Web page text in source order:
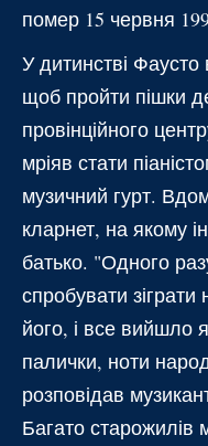
помер 15 червня
У дитинстві
щоб пройти пішки
провінційного
мріяв стати
музичний гурт.
кларнет, на якому
батько. "Одного
спробувати
його, і все вийшло
палички, ноти
розповідав
Багато старожилів